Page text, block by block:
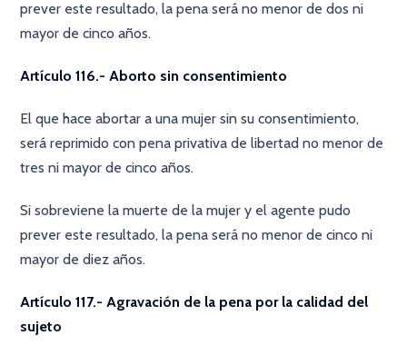
prever este resultado, la pena será no menor de dos ni
mayor de cinco años.
Artículo 116.- Aborto sin consentimiento
El que hace abortar a una mujer sin su consentimiento,
será reprimido con pena privativa de libertad no menor de
tres ni mayor de cinco años.
Si sobreviene la muerte de la mujer y el agente pudo
prever este resultado, la pena será no menor de cinco ni
mayor de diez años.
Artículo 117.- Agravación de la pena por la calidad del
sujeto